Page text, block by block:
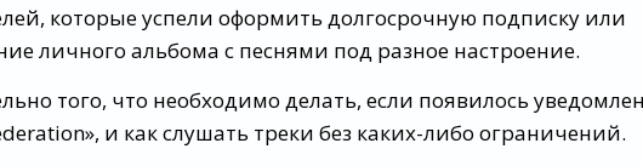
которые успели оформить долгосрочную подписку или
личного альбома с песнями под разное настроение.
того, что необходимо делать, если появилось
и как слушать треки без каких-либо ограничений.